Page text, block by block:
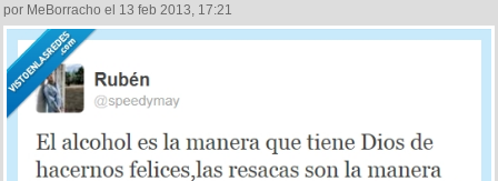
por MeBorracho el 13 feb 2013, 17:21